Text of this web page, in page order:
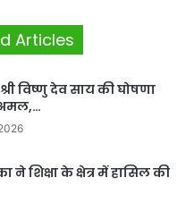
Articles
विष्णु देव साय की घोषणा
अमल,…
ने शिक्षा के क्षेत्र में हासिल की